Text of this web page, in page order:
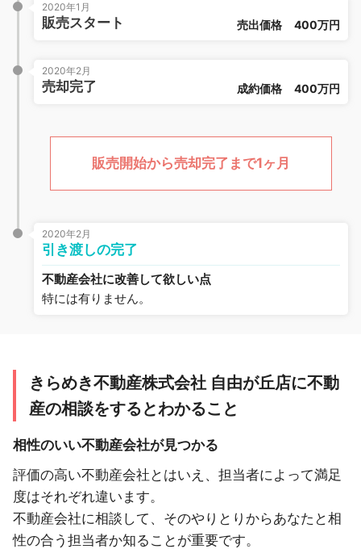
2020年1月
販売スタート 売出価格 400万円
2020年2月
売却完了 成約価格 400万円
販売開始から売却完了まで1ヶ月
2020年2月
引き渡しの完了
不動産会社に改善して欲しい点
特には有りません。
きらめき不動産株式会社 自由が丘店に不動
産の相談をするとわかること
相性のいい不動産会社が見つかる
評価の高い不動産会社とはいえ、担当者によって満足
度はそれぞれ違います。
不動産会社に相談して、そのやりとりからあなたと相
性の合う担当者か知ることが重要です。